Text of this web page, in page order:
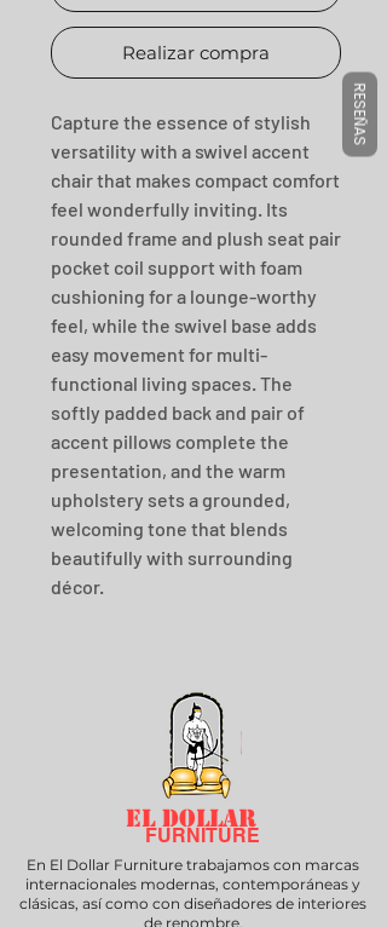
Realizar compra
Capture the essence of stylish
versatility with a swivel accent
chair that makes compact comfort
feel wonderfully inviting. Its
rounded frame and plush seat pair
pocket coil support with foam
cushioning for a lounge-worthy
feel, while the swivel base adds
easy movement for multi-
functional living spaces. The
softly padded back and pair of
accent pillows complete the
presentation, and the warm
upholstery sets a grounded,
welcoming tone that blends
beautifully with surrounding
décor.
EL DOLLAR
FURNITURE
En El Dollar Furniture trabajamos con marcas
internacionales modernas, contemporáneas y
clásicas, así como con diseñadores de interiores
de renombre.
RESEÑAS